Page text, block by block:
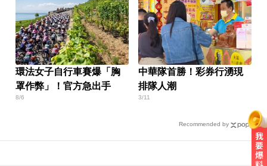
環法女子自行車賽爆「胸
罩作弊」！官方急出手
8/6
中華隊首勝！彩券行湧現
排隊人潮
3/11
Recommended by